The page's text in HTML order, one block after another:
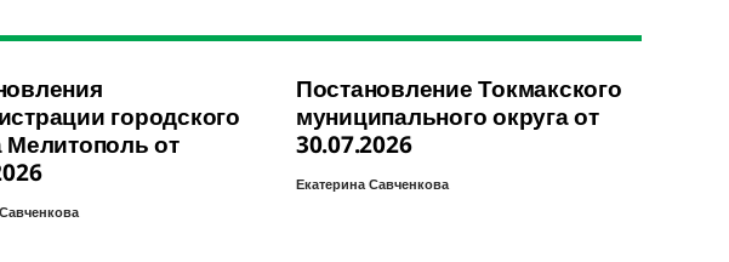
городского
Мелитополь от
Постановление Токмакского
муниципального округа от
30.07.2026
Екатерина Савченкова